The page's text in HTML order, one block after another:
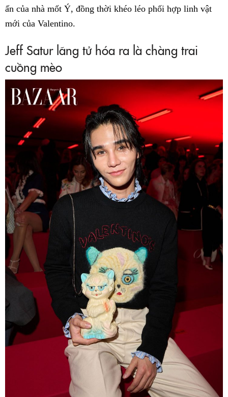
ấn của nhà mốt Ý, đồng thời khéo léo phối hợp linh vật
mới của Valentino.
Jeff Satur lãng tử hóa ra là chàng trai
cuồng mèo